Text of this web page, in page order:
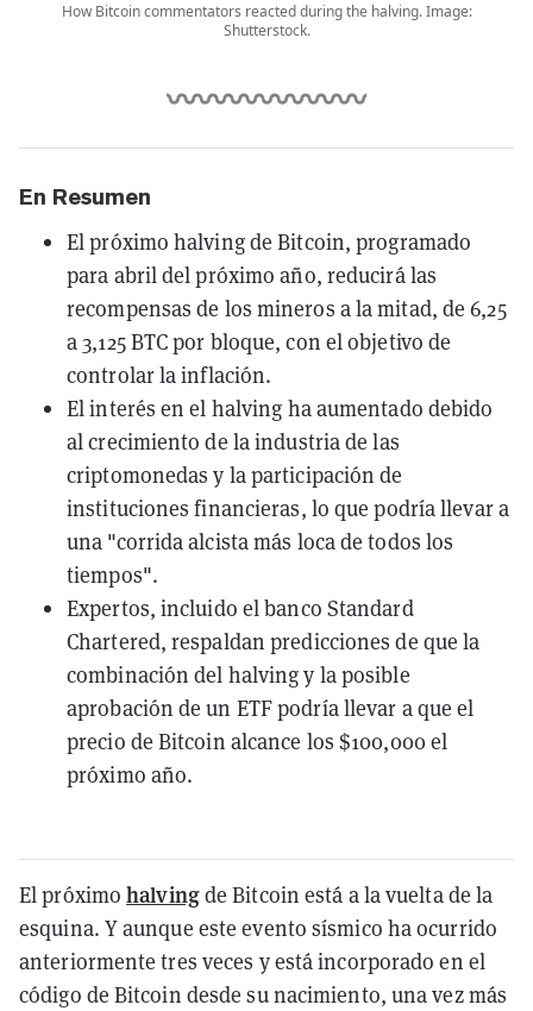
How Bitcoin commentators reacted during the halving. Image:
Shutterstock.
En Resumen
El próximo halving de Bitcoin, programado
para abril del próximo año, reducirá las
recompensas de los mineros a la mitad, de 6,25
a 3,125 BTC por bloque, con el objetivo de
controlar la inflación.
El interés en el halving ha aumentado debido
al crecimiento de la industria de las
criptomonedas y la participación de
instituciones financieras, lo que podría llevar a
una "corrida alcista más loca de todos los
tiempos".
Expertos, incluido el banco Standard
Chartered, respaldan predicciones de que la
combinación del halving y la posible
aprobación de un ETF podría llevar a que el
precio de Bitcoin alcance los $100,000 el
próximo año.
El próximohalvingde Bitcoin está a la vuelta de la
esquina. Y aunque este evento sísmico ha ocurrido
anteriormente tres veces y está incorporado en el
código de Bitcoin desde su nacimiento, una vez más